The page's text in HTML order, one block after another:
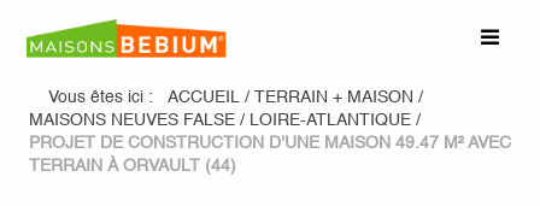
Vous êtes ici : ACCUEIL / TERRAIN + MAISON /
MAISONS NEUVES FALSE / LOIRE-ATLANTIQUE /
PROJET DE CONSTRUCTION D'UNE MAISON 49.47 M² AVEC
TERRAIN À ORVAULT (44)